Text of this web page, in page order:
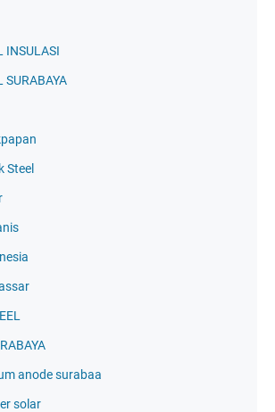
INSULASI
SURABAYA
Steel
anode surabaa
solar